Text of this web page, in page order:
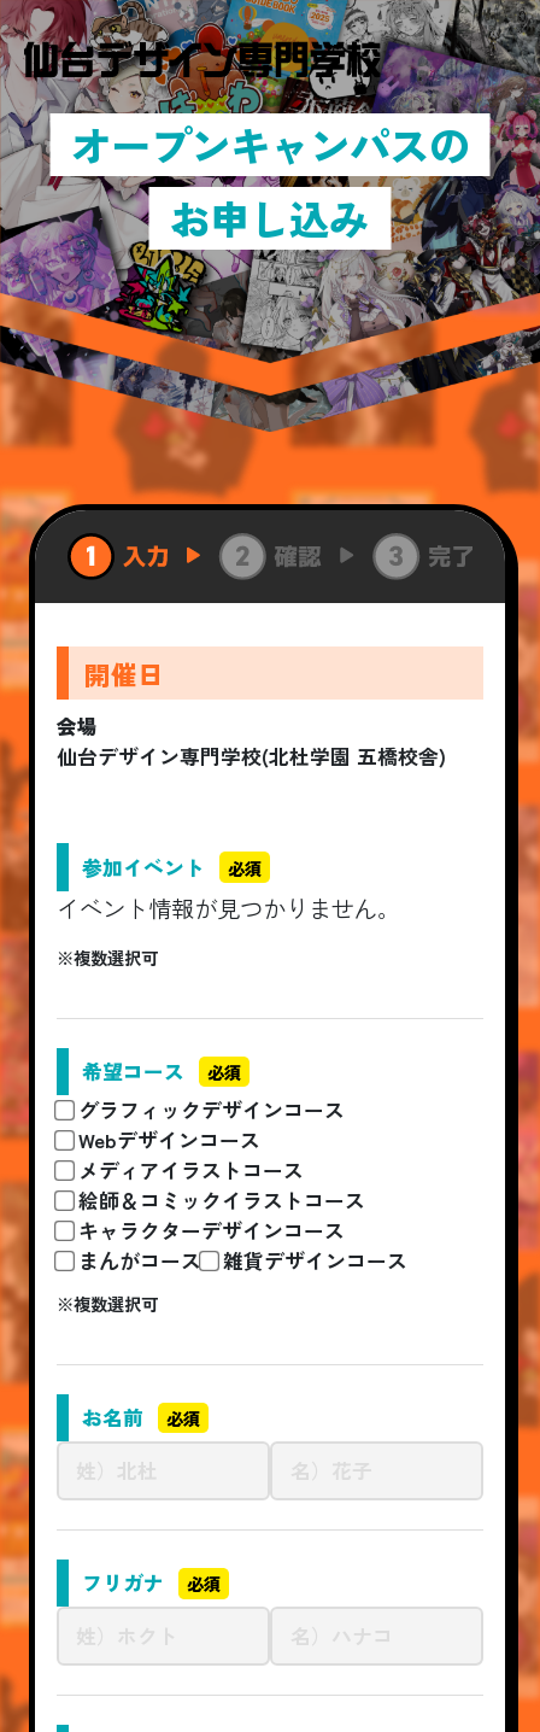
オープンキャンパスの
お申し込み
開催日
会場
仙台デザイン専門学校(北杜学園 五橋校舎)
参加イベント 必須
イベント情報が見つかりません。
※複数選択可
希望コース 必須
グラフィックデザインコース
Webデザインコース
メディアイラストコース
絵師＆コミックイラストコース
キャラクターデザインコース
まんがコース
雑貨デザインコース
※複数選択可
お名前 必須
フリガナ 必須